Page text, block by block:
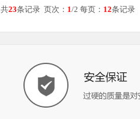
共23条记录 页次： 1/2 每页： 12条记录